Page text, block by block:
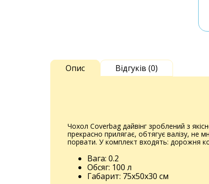
Опис Відгуків (0)
Чохол Coverbag дайвінг зроблений з
прекрасно прилягає, обтягує валізу, не
порвати. У комплект входять: дорожня
Вага: 0.2
Обсяг: 100 л
Габарит: 75x50x30 см